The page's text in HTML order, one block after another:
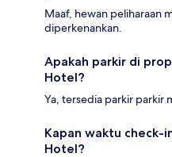
Maaf, hewan peliharaan
diperkenankan.
Apakah parkir di
Hotel?
Ya, tersedia parkir parkir
Kapan waktu check-
Hotel?